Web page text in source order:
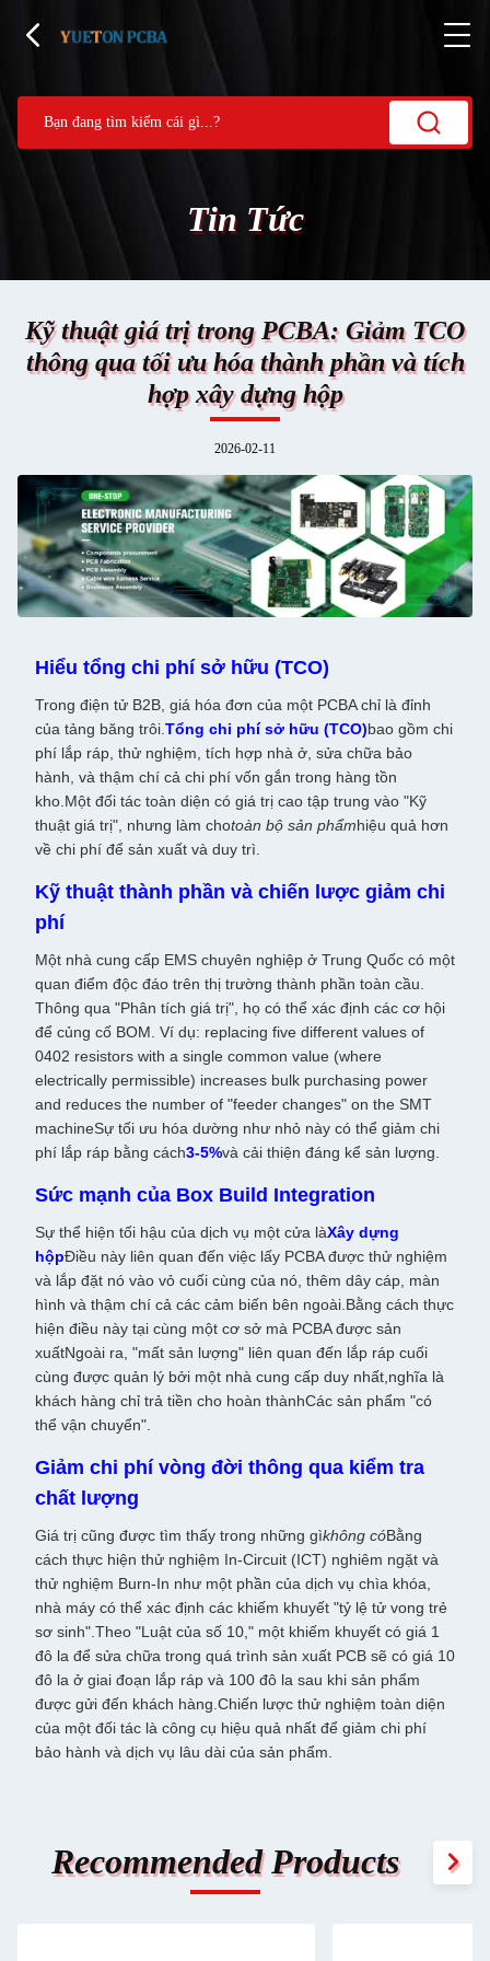
Tin Tức
Kỹ thuật giá trị trong PCBA: Giảm TCO
thông qua tối ưu hóa thành phần và tích
hợp xây dựng hộp
2026-02-11
Hiểu tổng chi phí sở hữu (TCO)
Trong điện tử B2B, giá hóa đơn của một PCBA chỉ là đỉnh
của tảng băng trôi. Tổng chi phí sở hữu (TCO)bao gồm chi
phí lắp ráp, thử nghiệm, tích hợp nhà ở, sửa chữa bảo
hành, và thậm chí cả chi phí vốn gắn trong hàng tồn
kho.Một đối tác toàn diện có giá trị cao tập trung vào "Kỹ
thuật giá trị", nhưng làm chotoàn bộ sản phẩmhiệu quả hơn
về chi phí để sản xuất và duy trì.
Kỹ thuật thành phần và chiến lược giảm chi
phí
Một nhà cung cấp EMS chuyên nghiệp ở Trung Quốc có một
quan điểm độc đáo trên thị trường thành phần toàn cầu.
Thông qua "Phân tích giá trị", họ có thể xác định các cơ hội
để củng cố BOM. Ví dụ: replacing five different values of
0402 resistors with a single common value (where
electrically permissible) increases bulk purchasing power
and reduces the number of "feeder changes" on the SMT
machineSự tối ưu hóa dường như nhỏ này có thể giảm chi
phí lắp ráp bằng cách3-5%và cải thiện đáng kể sản lượng.
Sức mạnh của Box Build Integration
Sự thể hiện tối hậu của dịch vụ một cửa làXây dựng
hộpĐiều này liên quan đến việc lấy PCBA được thử nghiệm
và lắp đặt nó vào vỏ cuối cùng của nó, thêm dây cáp, màn
hình và thậm chí cả các cảm biến bên ngoài.Bằng cách thực
hiện điều này tại cùng một cơ sở mà PCBA được sản
xuấtNgoài ra, "mất sản lượng" liên quan đến lắp ráp cuối
cùng được quản lý bởi một nhà cung cấp duy nhất,nghĩa là
khách hàng chỉ trả tiền cho hoàn thànhCác sản phẩm "có
thể vận chuyển".
Giảm chi phí vòng đời thông qua kiểm tra
chất lượng
Giá trị cũng được tìm thấy trong những gìkhông cóBằng
cách thực hiện thử nghiệm In-Circuit (ICT) nghiêm ngặt và
thử nghiệm Burn-In như một phần của dịch vụ chìa khóa,
nhà máy có thể xác định các khiếm khuyết "tỷ lệ tử vong trẻ
sơ sinh".Theo "Luật của số 10," một khiếm khuyết có giá 1
đô la để sửa chữa trong quá trình sản xuất PCB sẽ có giá 10
đô la ở giai đoạn lắp ráp và 100 đô la sau khi sản phẩm
được gửi đến khách hàng.Chiến lược thử nghiệm toàn diện
của một đối tác là công cụ hiệu quả nhất để giảm chi phí
bảo hành và dịch vụ lâu dài của sản phẩm.
Recommended Products